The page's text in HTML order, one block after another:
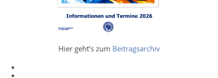
Hier geht’s zum Beitragsarchiv